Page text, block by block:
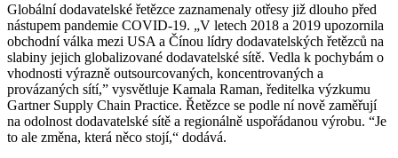
Globální dodavatelské řetězce zaznamenaly otřesy již dlouho před
nástupem pandemie COVID-19. „V letech 2018 a 2019 upozornila
obchodní válka mezi USA a Čínou lídry dodavatelských řetězců na
slabiny jejich globalizované dodavatelské sítě. Vedla k pochybám o
vhodnosti výrazně outsourcovaných, koncentrovaných a
provázaných sítí,” vysvětluje Kamala Raman, ředitelka výzkumu
Gartner Supply Chain Practice. Řetězce se podle ní nově zaměřují
na odolnost dodavatelské sítě a regionálně uspořádanou výrobu. “Je
to ale změna, která něco stojí,“ dodává.